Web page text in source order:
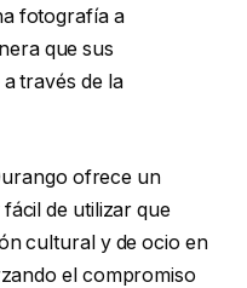
fotografía a
que sus
través de la
ofrece un
de utilizar que
cultural y de ocio en
el compromiso